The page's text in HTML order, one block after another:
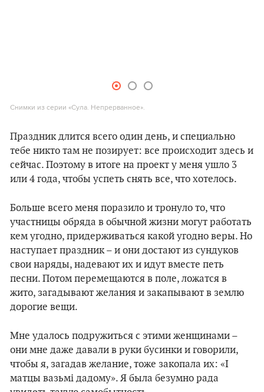
Снимки из серии «Сула. Непрерванное».
Праздник длится всего один день, и специально
тебе никто там не позирует: все происходит здесь и
сейчас. Поэтому в итоге на проект у меня ушло 3
или 4 года, чтобы успеть снять все, что хотелось.
Больше всего меня поразило и тронуло то, что
участницы обряда в обычной жизни могут работать
кем угодно, придерживаться какой угодно веры. Но
наступает праздник – и они достают из сундуков
свои наряды, надевают их и идут вместе петь
песни. Потом перемещаются в поле, ложатся в
жито, загадывают желания и закапывают в землю
дорогие вещи.
Мне удалось подружиться с этими женщинами –
они мне даже давали в руки бусинки и говорили,
чтобы я, загадав желание, тоже закопала их: «І
матцы вазьмі дадому». Я была безумно рада